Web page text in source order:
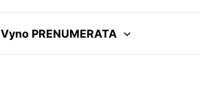
Vyno PRENUMERATA